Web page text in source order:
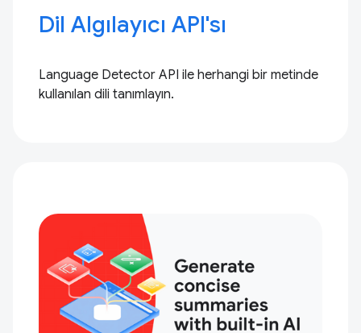
Dil Algılayıcı API'sı
Language Detector API ile herhangi bir metinde
kullanılan dili tanımlayın.